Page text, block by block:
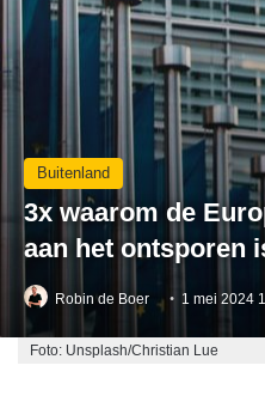
Buitenland
3x waarom de
aan het ontsporen
Robin de Boer 1 mei 2024
Foto: Unsplash/Christian Lue